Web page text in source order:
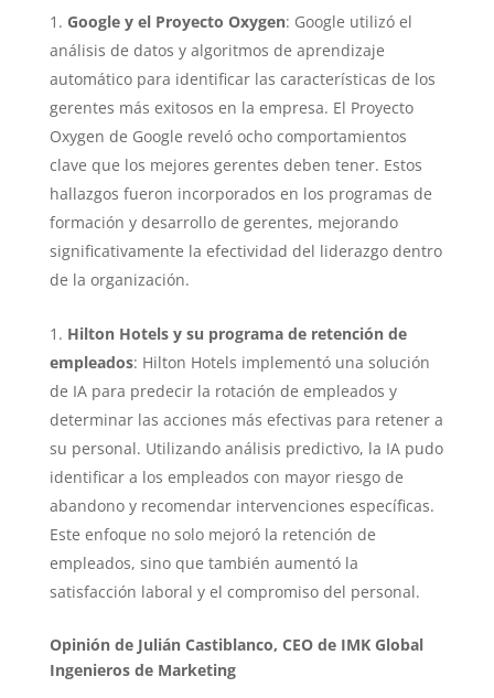
Google y el Proyecto Oxygen: Google utilizó el
análisis de datos y algoritmos de aprendizaje
automático para identificar las características de los
gerentes más exitosos en la empresa. El Proyecto
Oxygen de Google reveló ocho comportamientos
clave que los mejores gerentes deben tener. Estos
hallazgos fueron incorporados en los programas de
formación y desarrollo de gerentes, mejorando
significativamente la efectividad del liderazgo dentro
de la organización.
Hilton Hotels y su programa de retención de
empleados: Hilton Hotels implementó una solución
de IA para predecir la rotación de empleados y
determinar las acciones más efectivas para retener a
su personal. Utilizando análisis predictivo, la IA pudo
identificar a los empleados con mayor riesgo de
abandono y recomendar intervenciones específicas.
Este enfoque no solo mejoró la retención de
empleados, sino que también aumentó la
satisfacción laboral y el compromiso del personal.
Opinión de Julián Castiblanco, CEO de IMK Global
Ingenieros de Marketing